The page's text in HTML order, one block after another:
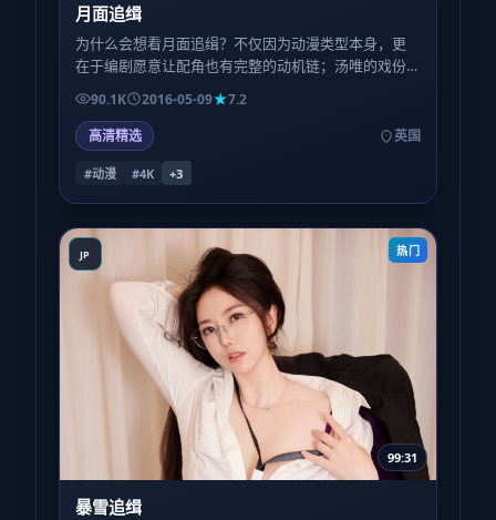
月面追缉
为什么会想看月面追缉？不仅因为动漫类型本身，更
在于编剧愿意让配角也有完整的动机链；汤唯的戏份
看似闲散，实则在第三幕回扣成关键扳机。
90.1K 2016-05-09
7.2
高清精选
英国
#动漫 #4K +3
JP 热门
99:31
暴雪追缉